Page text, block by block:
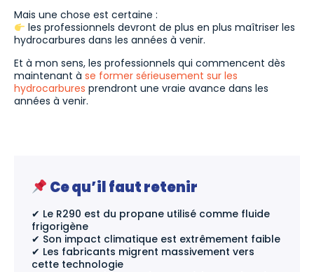
Mais une chose est certaine :
les professionnels devront de plus en plus maîtriser les
hydrocarbures dans les années à venir.
Et à mon sens, les professionnels qui commencent dès
maintenant à se former sérieusement sur les
hydrocarbures prendront une vraie avance dans les
années à venir.
Ce qu’il faut retenir
✔ Le R290 est du propane utilisé comme fluide
frigorigène
✔ Son impact climatique est extrêmement faible
✔ Les fabricants migrent massivement vers
cette technologie